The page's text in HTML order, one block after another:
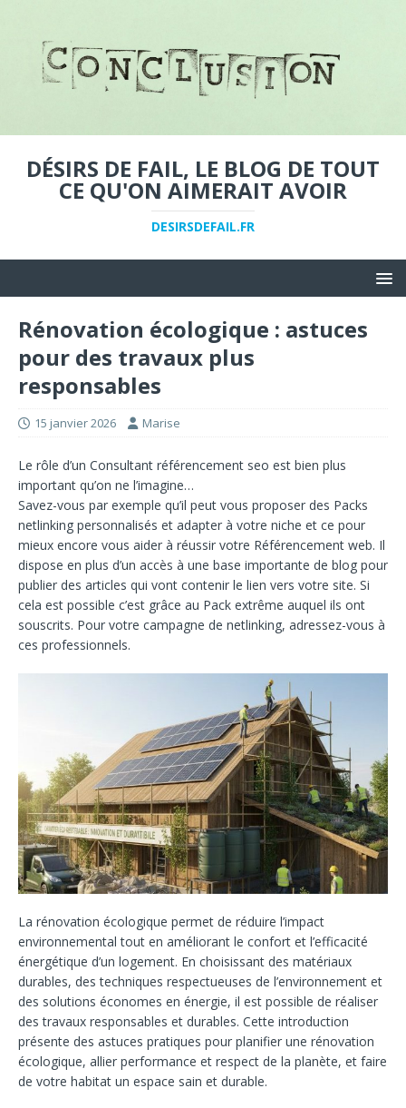
DÉSIRS DE FAIL, LE BLOG DE TOUT
CE QU'ON AIMERAIT AVOIR
DESIRSDEFAIL.FR
Rénovation écologique : astuces
pour des travaux plus
responsables
15 janvier 2026 Marise
Le rôle d’un Consultant référencement seo est bien plus
important qu’on ne l’imagine…
Savez-vous par exemple qu’il peut vous proposer des Packs
netlinking personnalisés et adapter à votre niche et ce pour
mieux encore vous aider à réussir votre Référencement web. Il
dispose en plus d’un accès à une base importante de blog pour
publier des articles qui vont contenir le lien vers votre site. Si
cela est possible c’est grâce au Pack extrême auquel ils ont
souscrits. Pour votre campagne de netlinking, adressez-vous à
ces professionnels.
La rénovation écologique permet de réduire l’impact
environnemental tout en améliorant le confort et l’efficacité
énergétique d’un logement. En choisissant des matériaux
durables, des techniques respectueuses de l’environnement et
des solutions économes en énergie, il est possible de réaliser
des travaux responsables et durables. Cette introduction
présente des astuces pratiques pour planifier une rénovation
écologique, allier performance et respect de la planète, et faire
de votre habitat un espace sain et durable.